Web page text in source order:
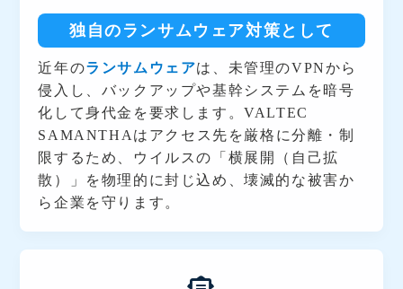
独自のランサムウェア対策として
近年のランサムウェアは、未管理のVPNから
侵入し、バックアップや基幹システムを暗号
化して身代金を要求します。VALTEC
SAMANTHAはアクセス先を厳格に分離・制
限するため、ウイルスの「横展開（自己拡
散）」を物理的に封じ込め、壊滅的な被害か
ら企業を守ります。